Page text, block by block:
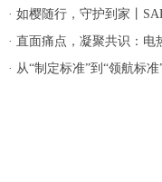
直接拉满
· 如樱随行，守护到家丨
生活更有温度
· 直面痛点，凝聚共识：电
工作会议召开
· 从“制定标准”到“领航标